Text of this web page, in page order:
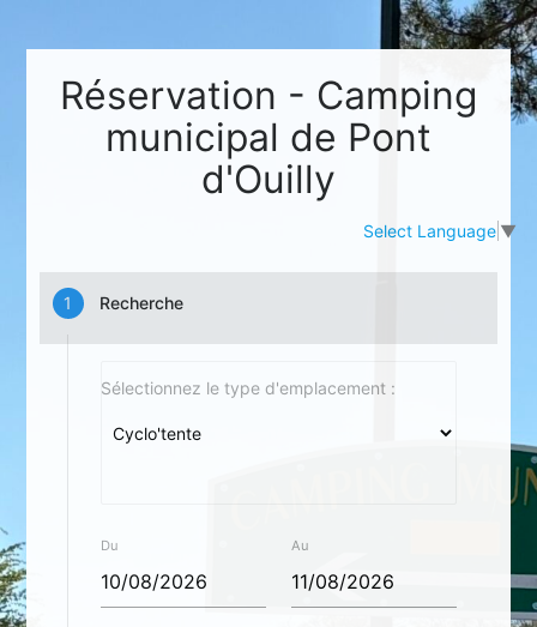
Réservation - Camping
municipal de Pont
d'Ouilly
Select Language ▼
Recherche
Sélectionnez le type d'emplacement :
Du Au